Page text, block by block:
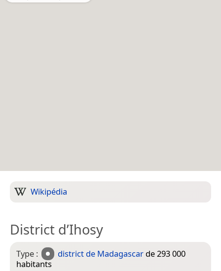
Wikipédia
District d’Ihosy
Type : district de Madagascar de 293 000
habitants